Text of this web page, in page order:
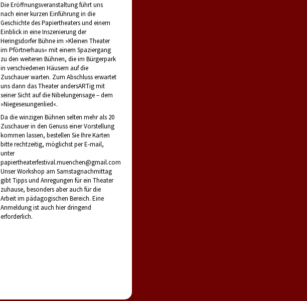
Die Eröffnungsveranstaltung führt uns
nach einer kurzen Einführung in die
Geschichte des Papiertheaters und einem
Einblick in eine Inszenierung der
Heringsdorfer Bühne im »Kleinen Theater
im Pförtnerhaus« mit einem Spaziergang
zu den weiteren Bühnen, die im Bürgerpark
in verschiedenen Häusern auf die
Zuschauer warten. Zum Abschluss erwartet
uns dann das Theater andersARTig mit
seiner Sicht auf die Nibelungensage – dem
»Niegesesungenlied«.
Da die winzigen Bühnen selten mehr als 20
Zuschauer in den Genuss einer Vorstellung
kommen lassen, bestellen Sie Ihre Karten
bitte rechtzeitig, möglichst per E-mail,
unter
papiertheaterfestival.muenchen@gmail.com
Unser Workshop am Samstagnachmittag
gibt Tipps und Anregungen für ein Theater
zuhause, besonders aber auch für die
Arbeit im pädagogischen Bereich. Eine
Anmeldung ist auch hier dringend
erforderlich.